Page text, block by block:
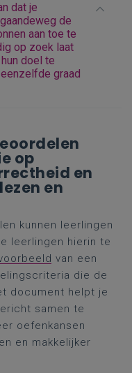
dat je
de
aan toe te
op zoek laat
doel te
graad
op
en
en
kunnen leerlingen
leerlingen hierin te
van een
die de
document helpt je
samen te
oefenkansen
en makkelijker